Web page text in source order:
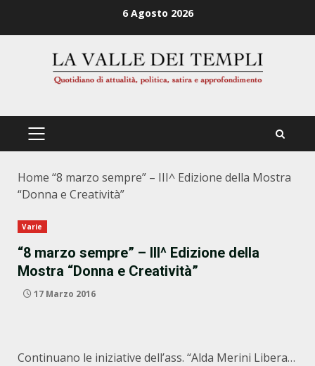
6 Agosto 2026
PRIMÄRES
Home “8 marzo sempre” – III^ Edizione della Mostra
“Donna e Creatività”
Varie
“8 marzo sempre” – III^ Edizione della
Mostra “Donna e Creatività”
17 Marzo 2016
Continuano le iniziative dell’ass. “Alda Merini Libera…